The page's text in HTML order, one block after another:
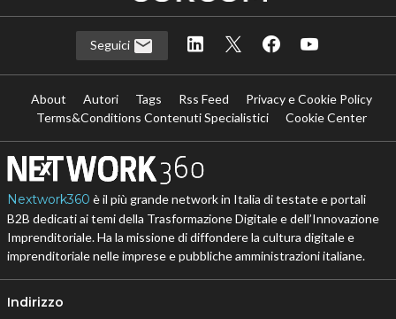
Seguici
About Autori Tags Rss Feed
Privacy e Cookie Policy
Terms&Conditions Contenuti Specialistici
Cookie Center
Nextwork360 è il più grande network in Italia di testate e portali
B2B dedicati ai temi della Trasformazione Digitale e dell’Innovazione
Imprenditoriale. Ha la missione di diffondere la cultura digitale e
imprenditoriale nelle imprese e pubbliche amministrazioni italiane.
Indirizzo